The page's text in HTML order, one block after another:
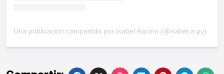
Una publicación compartida por Isabel Aquino (@isabel.a.py)